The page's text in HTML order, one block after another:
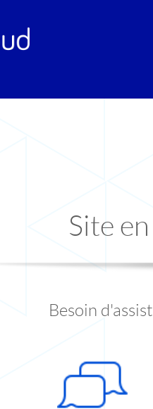
Site
Besoin